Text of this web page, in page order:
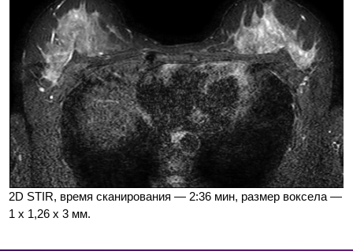
2D STIR, время сканирования — 2:36 мин, размер воксела —
1 x 1,26 x 3 мм.